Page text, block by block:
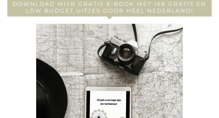
DOWNLOAD MIJN GRATIS E-BOOK MET 168 GRATIS EN
LOW BUDGET UITJES DOOR HEEL NEDERLAND!